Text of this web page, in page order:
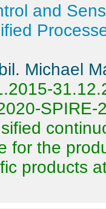
and
Michael
SPIRE-
for the
products